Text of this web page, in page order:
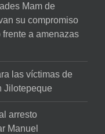
Mam de
su compromiso
a amenazas
las víctimas de
Jilotepeque
arresto
Manuel